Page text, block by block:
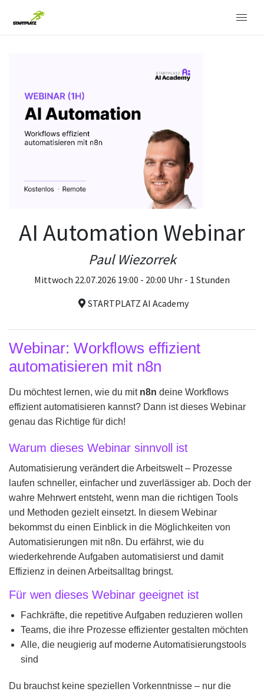
AI Automation Webinar
Paul Wiezorrek
Mittwoch 22.07.2026 19:00 - 20:00 Uhr - 1 Stunden
STARTPLATZ AI Academy
Webinar: Workflows effizient
automatisieren mit n8n
Du möchtest lernen, wie du mit n8n deine Workflows
effizient automatisieren kannst? Dann ist dieses Webinar
genau das Richtige für dich!
Warum dieses Webinar sinnvoll ist
Automatisierung verändert die Arbeitswelt – Prozesse
laufen schneller, einfacher und zuverlässiger ab. Doch der
wahre Mehrwert entsteht, wenn man die richtigen Tools
und Methoden gezielt einsetzt. In diesem Webinar
bekommst du einen Einblick in die Möglichkeiten von
Automatisierungen mit n8n. Du erfährst, wie du
wiederkehrende Aufgaben automatisierst und damit
Effizienz in deinen Arbeitsalltag bringst.
Für wen dieses Webinar geeignet ist
Fachkräfte, die repetitive Aufgaben reduzieren wollen
Teams, die ihre Prozesse effizienter gestalten möchten
Alle, die neugierig auf moderne Automatisierungstools
sind
Du brauchst keine speziellen Vorkenntnisse – nur die